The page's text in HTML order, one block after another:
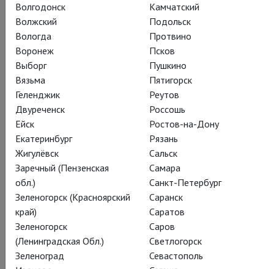
Я – Сергей Образцов
I, Sergei Obraztsov
Кукольное путешествие через весь ХХ век. В
главной роли – Евгений Цыганов
Волгодонск
Волжский
Вологда
Воронеж
Выборг
Вязьма
Геленджик
Двуреченск
Ейск
Екатеринбург
Жигулёвск
Заречный (Пензенская
обл.)
Зеленогорск (Красноярский
край)
Зеленогорск
(Ленинградская Обл.)
Зеленоград
Камчатский
Подольск
Протвино
Псков
Пушкино
Пятигорск
Реутов
Россошь
Ростов-на-Дону
Рязань
Сальск
Самара
Санкт-Петербург
Саранск
Саратов
Саров
Светлогорск
Севастополь